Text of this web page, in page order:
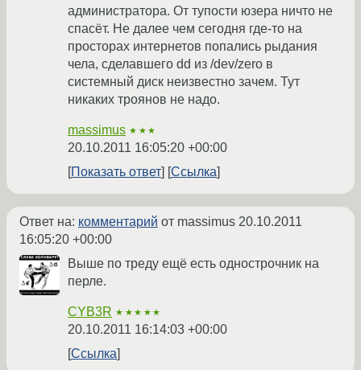
администратора. От тупости юзера ничто не
спасёт. Не далее чем сегодня где-то на
просторах интернетов попались рыдания
чела, сделавшего dd из /dev/zero в
системный диск неизвестно зачем. Тут
никаких троянов не надо.
massimus ★★★
20.10.2011 16:05:20 +00:00
Показать ответ
Ссылка
Ответ на: комментарий от massimus 20.10.2011
16:05:20 +00:00
Выше по треду ещё есть однострочник на
перле.
CYB3R ★★★★★
20.10.2011 16:14:03 +00:00
Ссылка